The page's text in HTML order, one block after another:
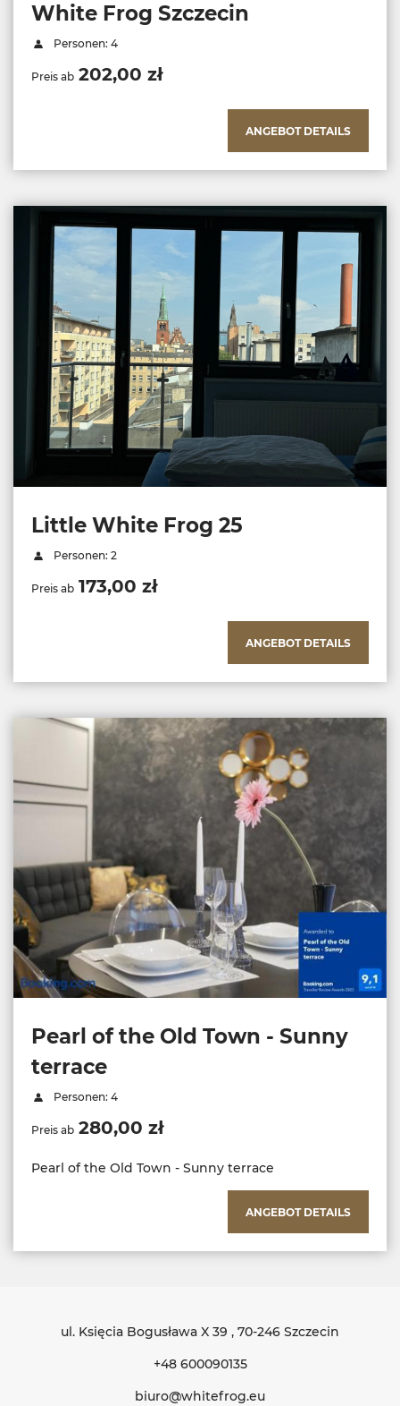
White Frog Szczecin
Personen: 4
Preis ab 202,00 zł
ANGEBOT DETAILS
Little White Frog 25
Personen: 2
Preis ab 173,00 zł
ANGEBOT DETAILS
Pearl of the Old Town - Sunny
terrace
Personen: 4
Preis ab 280,00 zł
Pearl of the Old Town - Sunny terrace
ANGEBOT DETAILS
ul. Księcia Bogusława X 39 , 70-246 Szczecin
+48 600090135
biuro@whitefrog.eu